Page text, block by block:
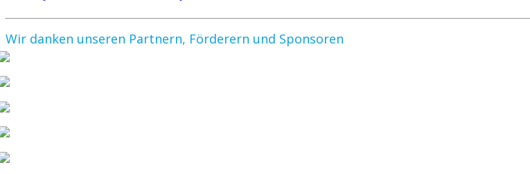
Wir danken unseren Partnern, Förderern und Sponsoren